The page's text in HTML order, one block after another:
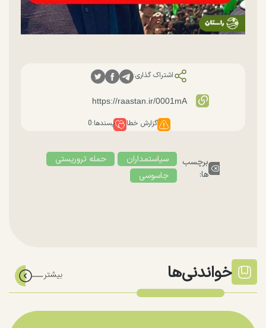
اشتراک گذاری:
گزارش خطا پسندها:0
برچسب
ها:
سیاستمداران
حمله تروریستی
جاسوسی
خواندنی‌ها